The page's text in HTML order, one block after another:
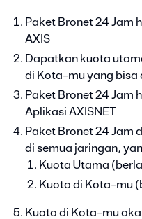
Paket Bronet 24 Jam
AXIS
Dapatkan kuota
di Kota-mu yang bisa
Paket Bronet 24 Jam
Aplikasi AXISNET
Paket Bronet 24
di semua jaringan,
Kuota Utama
Kuota di Kota-mu
Kuota di Kota-mu